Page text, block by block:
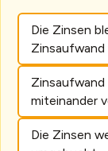
Die Zinsen
Zinsaufwand
miteinander
Die Zinsen